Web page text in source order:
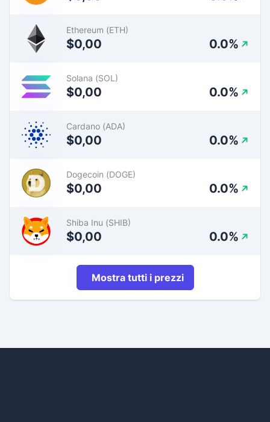
Ethereum (ETH)
$0,00 0.0%
Solana (SOL)
$0,00 0.0%
Cardano (ADA)
$0,00 0.0%
Dogecoin (DOGE)
$0,00 0.0%
Shiba Inu (SHIB)
$0,00 0.0%
Mostra tutti i prezzi